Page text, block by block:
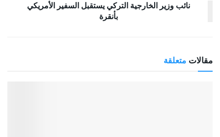
نائب وزير الخارجية التركي يستقبل السفير الأمريكي
بأنقرة
مقالات متعلقة